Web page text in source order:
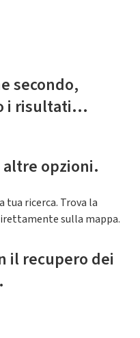
secondo,
i risultati...
altre opzioni.
ricerca. Trova la
sulla mappa.
il recupero dei